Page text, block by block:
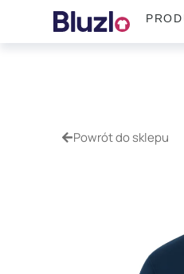
Powrót do sklepu